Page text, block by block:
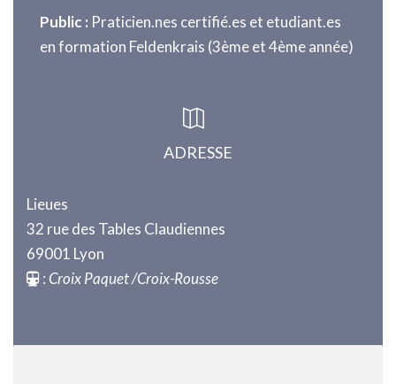
Public : Praticien.nes certifié.es et etudiant.es
en formation Feldenkrais (3ème et 4ème année)
ADRESSE
Lieues
32 rue des Tables Claudiennes
69001 Lyon
: Croix Paquet /Croix-Rousse